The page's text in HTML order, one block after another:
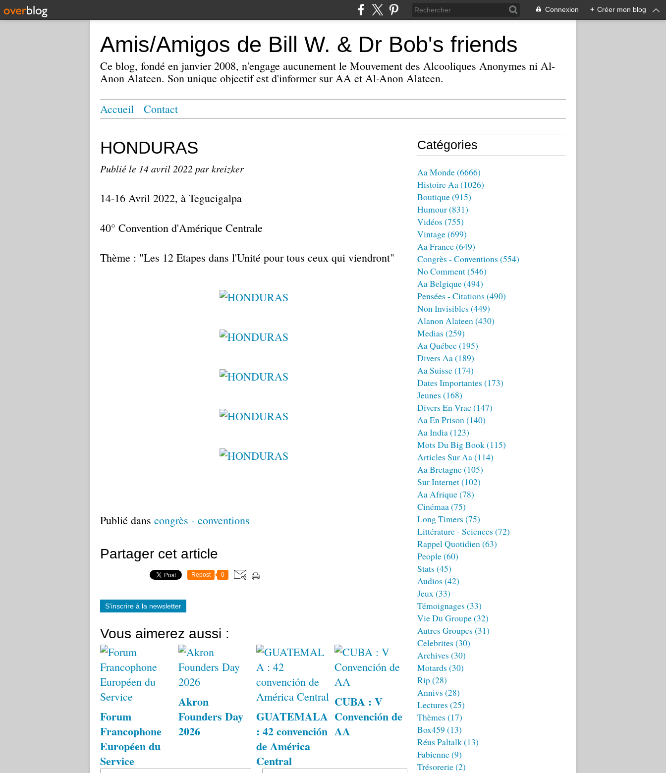
Connexion + Créer mon blog
Amis/Amigos de Bill W. & Dr Bob's friends
Ce blog, fondé en janvier 2008, n'engage aucunement le Mouvement des Alcooliques Anonymes ni Al-
Anon Alateen. Son unique objectif est d'informer sur AA et Al-Anon Alateen.
Accueil Contact
HONDURAS
Publié le 14 avril 2022 par kreizker
14-16 Avril 2022, à Tegucigalpa
40° Convention d'Amérique Centrale
Thème : "Les 12 Etapes dans l'Unité pour tous ceux qui viendront"
Publié dans congrès - conventions
Partager cet article
Repost 0
S'inscrire à la newsletter
Vous aimerez aussi :
Forum
Francophone
Européen du
Service
Akron
Founders Day
2026
GUATEMALA
: 42 convención
de América
Central
CUBA : V
Convención de
AA
Catégories
Aa Monde(6666)
Histoire Aa(1026)
Boutique(915)
Humour(831)
Vidéos (755)
Vintage(699)
Aa France(649)
Congrès - Conventions (554)
No Comment(546)
Aa Belgique(494)
Pensées - Citations (490)
Non Invisibles (449)
Alanon Alateen(430)
Medias (259)
Aa Québec (195)
Divers Aa(189)
Aa Suisse(174)
Dates Importantes (173)
Jeunes (168)
Divers En Vrac (147)
Aa En Prison(140)
Aa India(123)
Mots Du Big Book(115)
Articles Sur Aa(114)
Aa Bretagne(105)
Sur Internet(102)
Aa Afrique(78)
Cinémaa(75)
Long Timers (75)
Littérature - Sciences (72)
Rappel Quotidien(63)
People(60)
Stats (45)
Audios (42)
Jeux(33)
Témoignages (33)
Vie Du Groupe(32)
Autres Groupes (31)
Celebrites (30)
Archives (30)
Motards (30)
Rip(28)
Annivs (28)
Lectures (25)
Thèmes (17)
Box459 (13)
Réus Paltalk(13)
Fabienne(9)
Trésorerie(2)